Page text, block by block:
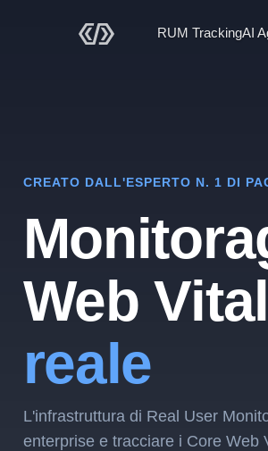
RUM TrackingAI
CREATO DALL'ESPERTO N. 1 DI
Web
reale
L'infrastruttura di Real User
enterprise e tracciare i Core Web